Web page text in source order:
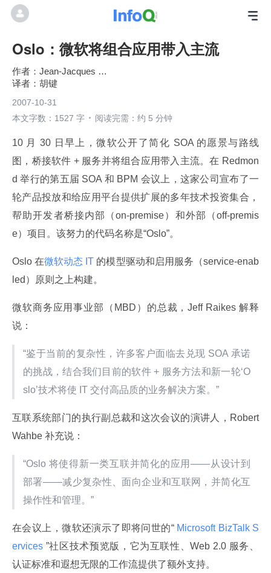
Oslo：微软将组合应用带入主流
Jean-Jacques Dubray
胡键
2007-10-31
本文字数：1527 字
阅读完需：约 5 分钟
10 月 30 日早上，微软公开了简化 SOA 的愿景与路线
图，桥接软件 + 服务并将组合应用带入主流。在 Redmon
d 举行的第五届 SOA 和 BPM 会议上，这家公司宣布了一
轮产品投放和给应用平台提供扩展的多年技术投资集合，
帮助开发者桥接内部（on-premise）和外部（off-premis
e）项目。该努力的代码名称是“Oslo”。
Oslo 在微软动态 IT 的模型驱动和启用服务（service-enab
led）原则之上构建。
微软商务应用事业部（MBD）的总裁，Jeff Raikes 解释
说：
“鉴于当前的复杂性，许多客户面临去兑现 SOA 承诺
的挑战，结合我们目前的软件 + 服务方法和新一轮‘O
slo’技术将使 IT 交付高品质的业务解决方案。”
互联系统部门的执行副总裁和这次会议的演讲人，Robert
Wahbe 补充说：
“Oslo 将使得新一类互联并简化的应用——从设计到
部署——减少复杂性、面向企业和互联网，并简化互
操作性和管理。”
在会议上，微软还演示了即将问世的“ Microsoft BizTalk S
ervices ”社区技术预览版，它为互联性、Web 2.0 服务、
认证标准和遐想无限的工作流提供了额外支持。